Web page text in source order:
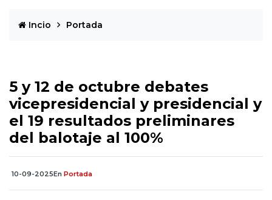
Incio Portada
5 y 12 de octubre debates
vicepresidencial y presidencial y
el 19 resultados preliminares
del balotaje al 100%
10-09-2025En Portada